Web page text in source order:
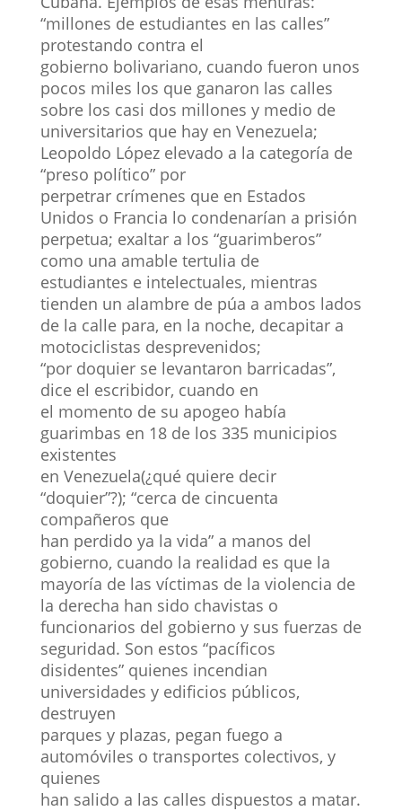
“millones de estudiantes en las calles”
protestando contra el
gobierno bolivariano, cuando fueron unos
pocos miles los que ganaron las calles
sobre los casi dos millones y medio de
universitarios que hay en Venezuela;
Leopoldo López elevado a la categoría de
“preso político” por
perpetrar crímenes que en Estados
Unidos o Francia lo condenarían a prisión
perpetua; exaltar a los “guarimberos”
como una amable tertulia de
estudiantes e intelectuales, mientras
tienden un alambre de púa a ambos lados
de la calle para, en la noche, decapitar a
motociclistas desprevenidos;
“por doquier se levantaron barricadas”,
dice el escribidor, cuando en
el momento de su apogeo había
guarimbas en 18 de los 335 municipios
existentes
en Venezuela(¿qué quiere decir
“doquier”?); “cerca de cincuenta
compañeros que
han perdido ya la vida” a manos del
gobierno, cuando la realidad es que la
mayoría de las víctimas de la violencia de
la derecha han sido chavistas o
funcionarios del gobierno y sus fuerzas de
seguridad. Son estos “pacíficos
disidentes” quienes incendian
universidades y edificios públicos,
destruyen
parques y plazas, pegan fuego a
automóviles o transportes colectivos, y
quienes
han salido a las calles dispuestos a matar.